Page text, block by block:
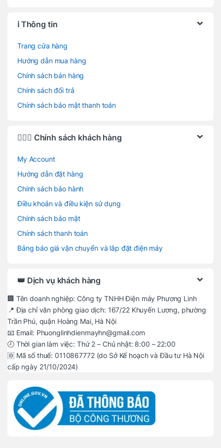
ℹ️ Thông tin
Trang cửa hàng
Hướng dẫn mua hàng
Chính sách bán hàng
Chính sách đổi trả
Chính sách bảo mật thanh toán
🙋🏻‍♂️ Chính sách khách hàng
My Account
Hướng dẫn đặt hàng
Chính sách bảo hành
Điều khoản và điều kiện sử dụng
Chính sách bảo mật
Chính sách thanh toán
Bảng báo giá vận chuyển và lắp đặt điện máy
👑 Dịch vụ khách hàng
🏢 Tên doanh nghiệp: Công ty TNHH Điện máy Phương Linh
📍 Địa chỉ văn phòng giao dịch: 167/22 Khuyến Lương, phường
Trần Phú, quận Hoàng Mai, Hà Nội
📧 Email: Phuonglinhdienmayhn@gmail.com
🕗 Thời gian làm việc: Thứ 2 – Chủ nhật: 8:00 – 22:00
🆔 Mã số thuế: 0110867772 (do Sở Kế hoạch và Đầu tư Hà Nội
cấp ngày 21/10/2024)